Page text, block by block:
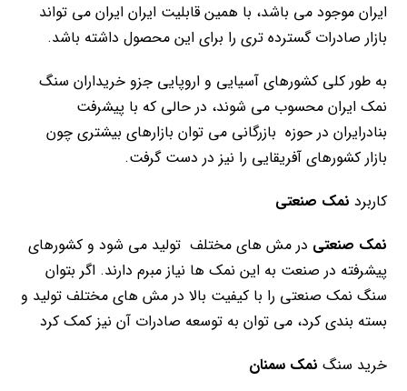
ایران موجود می باشد، با همین قابلیت ایران ایران می تواند
بازار صادرات گسترده تری را برای این محصول داشته باشد.
به طور کلی کشورهای آسیایی و اروپایی جزو خریداران سنگ
نمک ایران محسوب می شوند، در حالی که با پیشرفت
بنادرایران در حوزه بازرگانی می توان بازارهای بیشتری چون
بازار کشورهای آفریقایی را نیز در دست گرفت.
کاربرد نمک صنعتی
نمک صنعتی در مش های مختلف تولید می شود و کشورهای
پیشرفته در صنعت به این نمک ها نیاز مبرم دارند. اگر بتوان
سنگ نمک صنعتی را با کیفیت بالا در مش های مختلف تولید و
بسته بندی کرد، می توان به توسعه صادرات آن نیز کمک کرد
خرید سنگ نمک سمنان